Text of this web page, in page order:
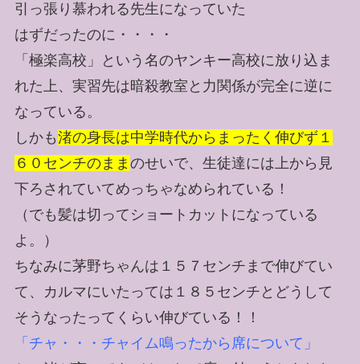
引っ張り慕われる先生になっていた
はずだったのに・・・・
「極楽高校」という名のヤンキー高校に放り込ま
れた上、実習先は暗殺教室と力関係が完全に逆に
なっている。
しかも渚の身長は中学時代からまったく伸びず１
６０センチのまま のせいで、生徒達には上から見
下ろされていてめっちゃなめられている！
（でも髪は切ってショートカットになっている
よ。）
ちなみに茅野ちゃんは１５７センチまで伸びてい
て、カルマにいたっては１８５センチとどうして
そうなったってくらい伸びている！！
「チャ・・・チャイム鳴ったから席について」